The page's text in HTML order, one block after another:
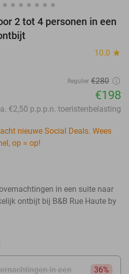
2 tot 4 personen in een
10.0 star
Regulier €280
€198
€2,50 p.p.p.n. toeristenbelasting
nieuwe Social Deals. Wees
op = op!
in een suite naar
ontbijt bij B&B Rue Haute by
in een
36%